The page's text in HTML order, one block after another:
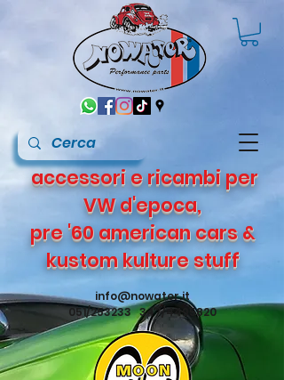
info@nowater.it
051/253233 347/4495820
accessori e ricambi per
VW d'epoca,
pre '60 american cars &
kustom kulture stuff